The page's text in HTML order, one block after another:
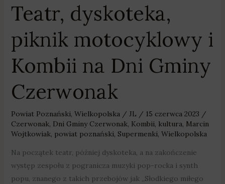
Teatr, dyskoteka,
piknik motocyklowy i
Kombii na Dni Gminy
Czerwonak
Powiat Poznański, Wielkopolska/ JL / 15 czerwca 2023 /
Czerwonak, Dni Gminy Czerwonak, Kombii, kultura, Marcin
Wojtkowiak, powiat poznański, Supermenki, Wielkopolska
Na początek teatr, później dyskoteka, a na zakończenie
występ zespołu z pogranicza muzyki pop-rocka i synth
popu, znanego z takich przebojów jak „Słodkiego miłego